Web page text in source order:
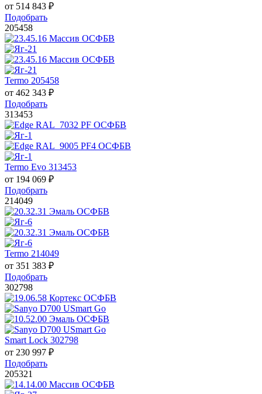
от 514 843 ₽
Подобрать
205458
Termo 205458
от 462 343 ₽
Подобрать
313453
Termo Evo 313453
от 194 069 ₽
Подобрать
214049
Termo 214049
от 351 383 ₽
Подобрать
302798
Smart Lock 302798
от 230 997 ₽
Подобрать
205321